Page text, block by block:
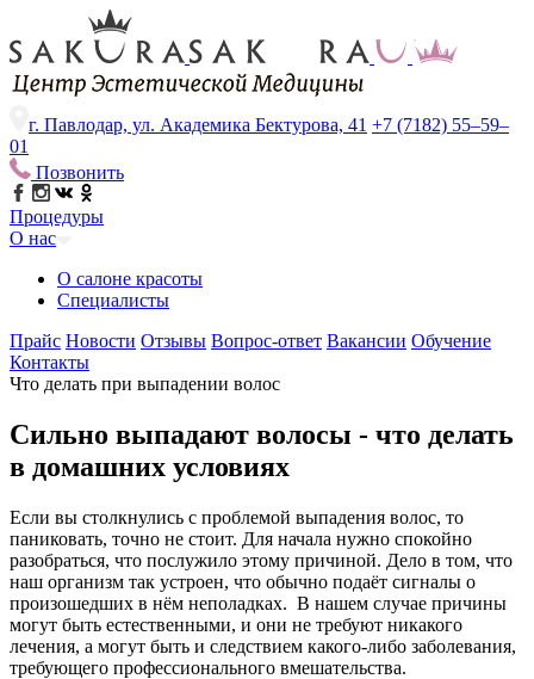
г. Павлодар, ул. Академика Бектурова, 41 +7 (7182) 55–59–
01
Позвонить
Процедуры
О нас
О салоне красоты
Специалисты
Прайс Новости Отзывы Вопрос-ответ Вакансии Обучение
Контакты
Что делать при выпадении волос
Сильно выпадают волосы - что делать
в домашних условиях
Если вы столкнулись с проблемой выпадения волос, то
паниковать, точно не стоит. Для начала нужно спокойно
разобраться, что послужило этому причиной. Дело в том, что
наш организм так устроен, что обычно подаёт сигналы о
произошедших в нём неполадках. В нашем случае причины
могут быть естественными, и они не требуют никакого
лечения, а могут быть и следствием какого-либо заболевания,
требующего профессионального вмешательства.